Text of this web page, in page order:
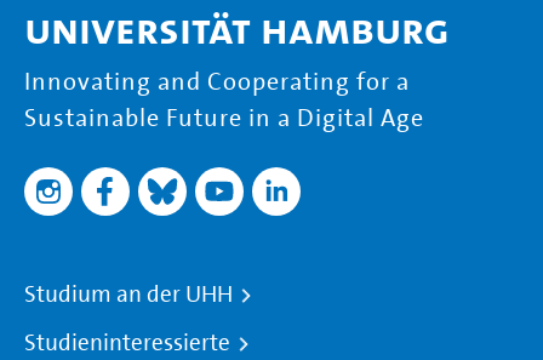
Universität Hamburg
Innovating and Cooperating for a
Sustainable Future in a Digital Age
Studium an der UHH
Studieninteressierte